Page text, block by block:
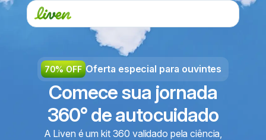
70% OFF Oferta especial para ouvintes
Comece sua jornada
360° de autocuidado
A Liven é um kit 360 validado pela ciência,